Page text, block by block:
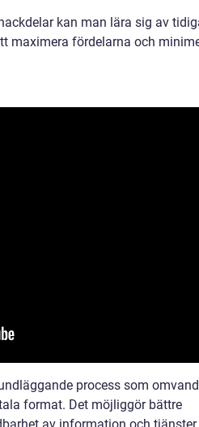
kan man lära sig av
maximera fördelarna och
process som
format. Det möjliggör bättre